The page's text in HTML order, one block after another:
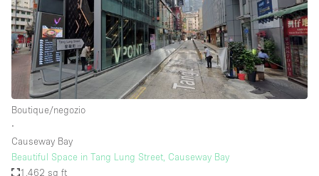
Boutique/negozio
∙
Causeway Bay
Beautiful Space in Tang Lung Street, Causeway Bay
1,462 sq ft